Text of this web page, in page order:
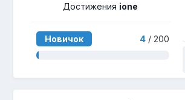
Достижения ione
Новичок 4/ 200